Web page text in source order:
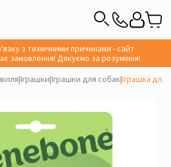
з технічними причинами - сайт
замовлення! Дякуємо за розуміння!
|Іграшки|Іграшки для собак|Іграшка для